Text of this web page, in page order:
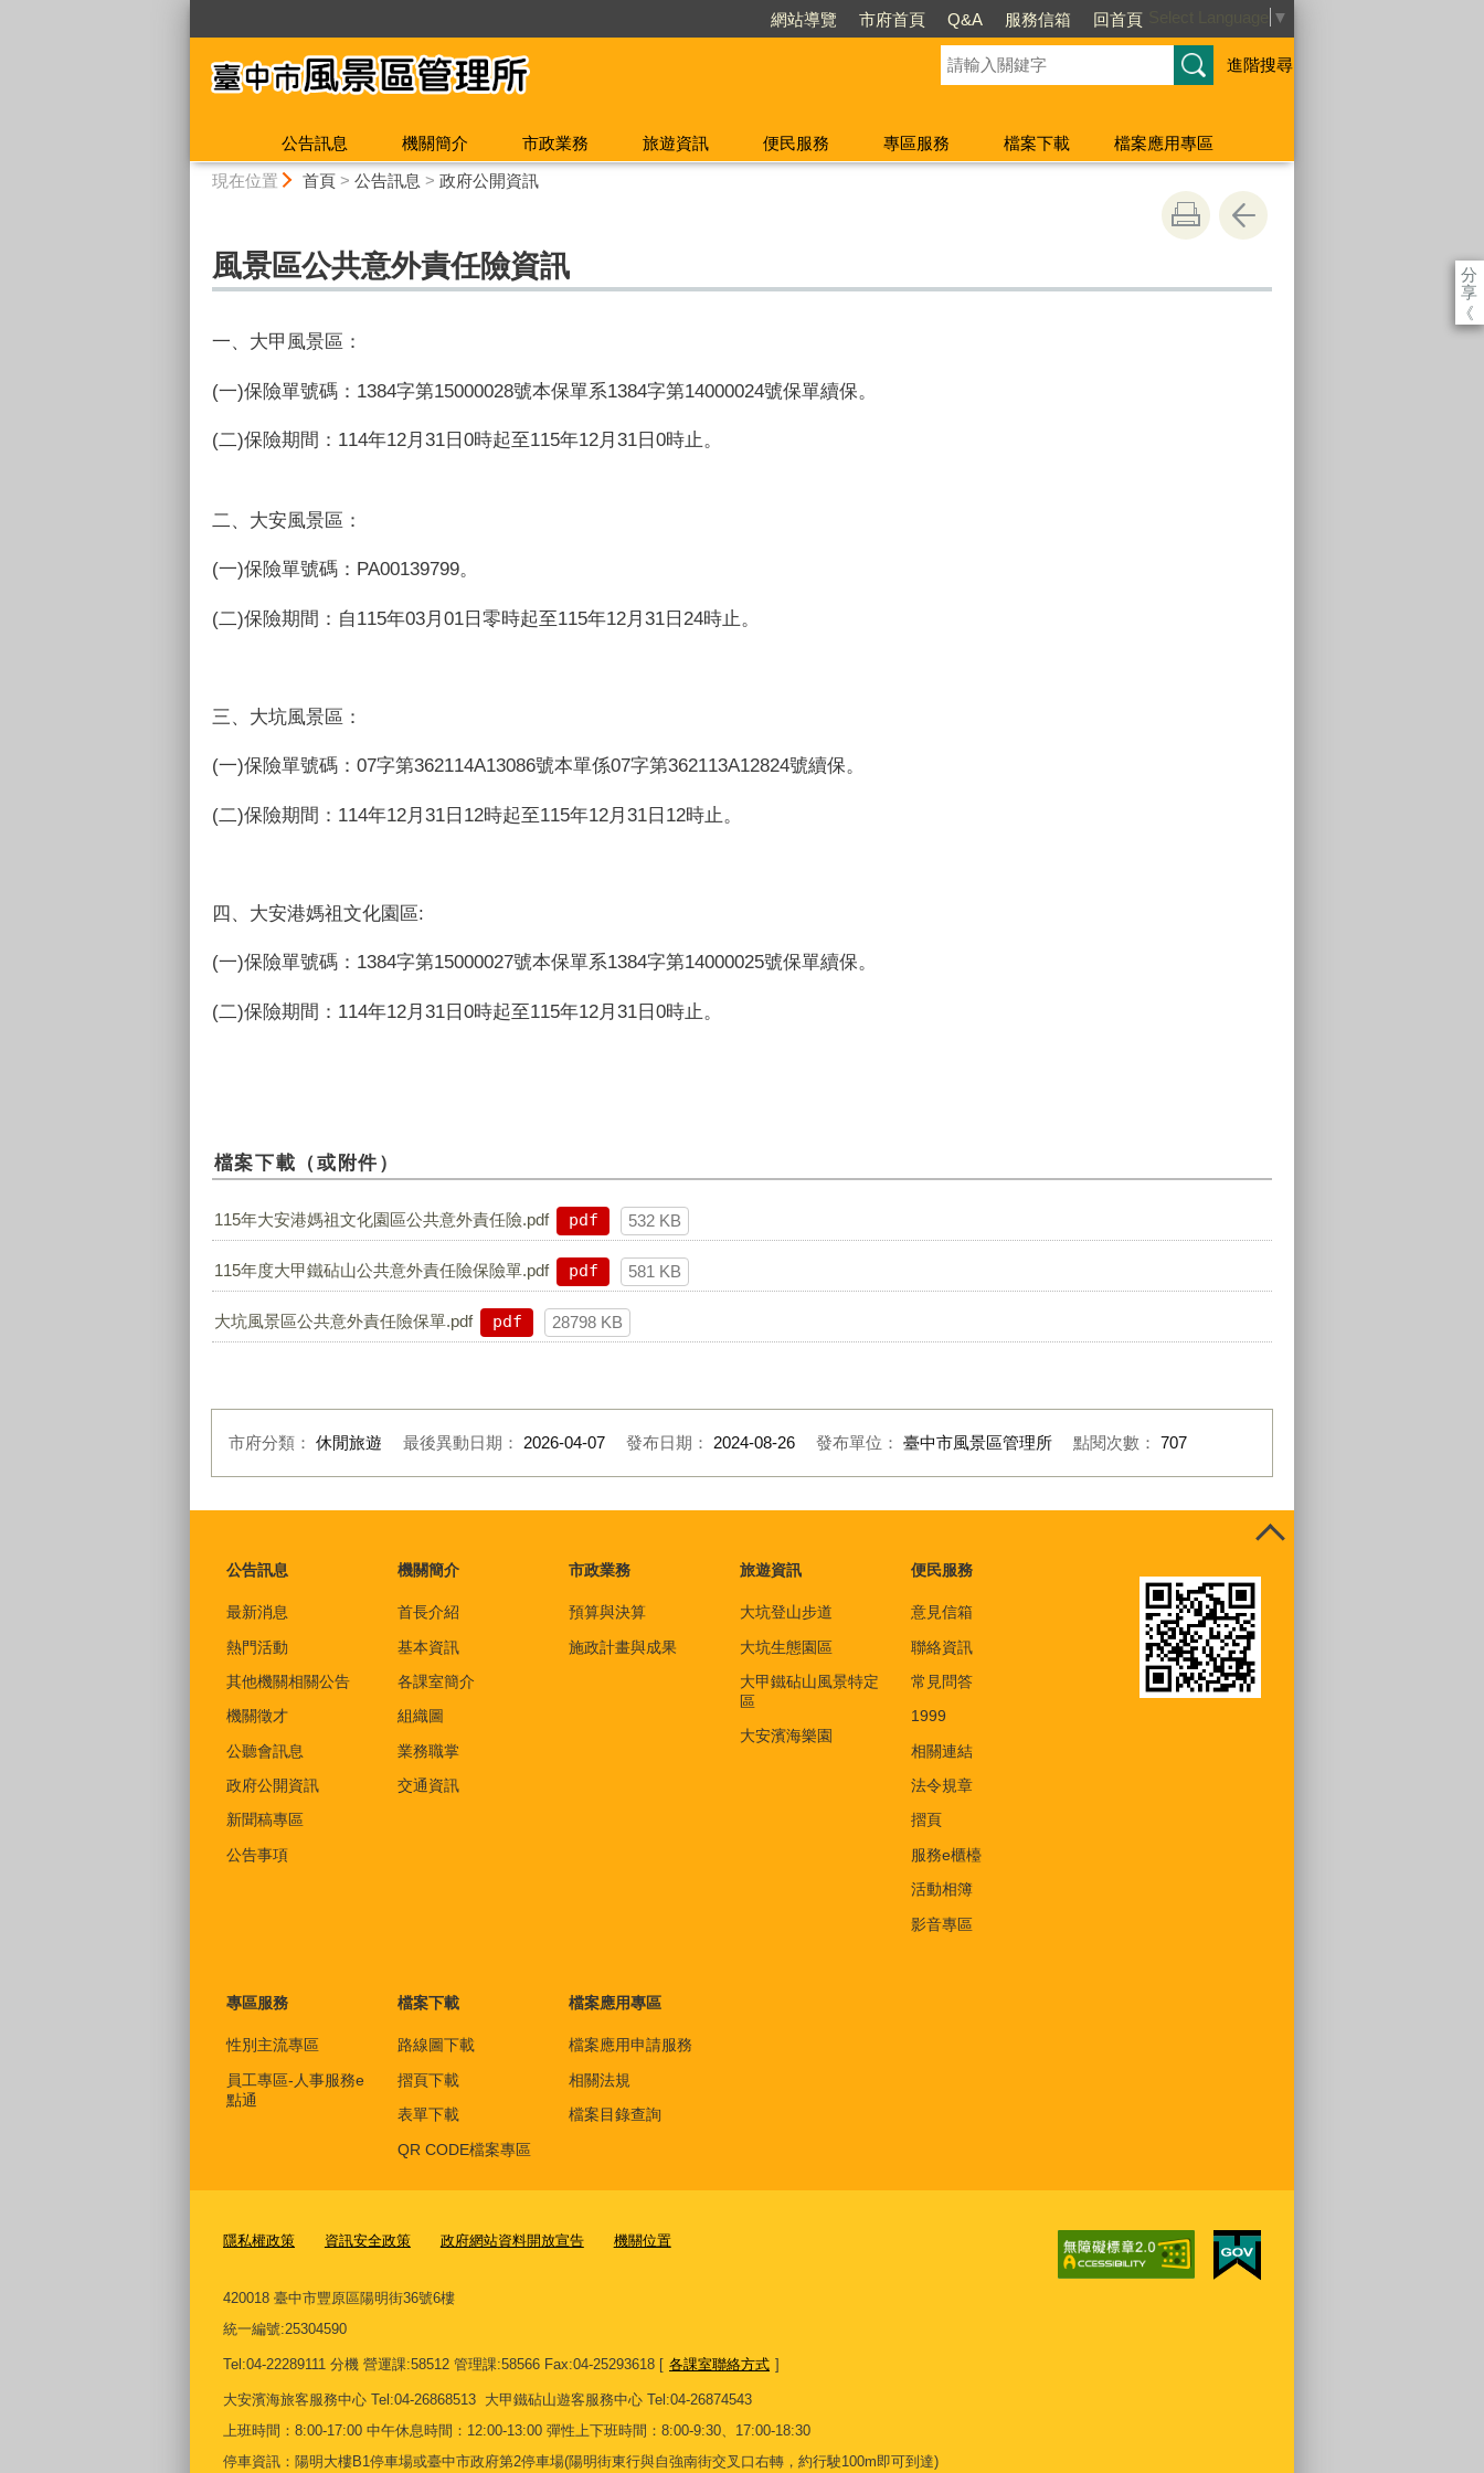
網站導覽 市府首頁 Q&A 服務信箱 回首頁 ▼
進階搜尋
公告訊息 機關簡介 市政業務 旅遊資訊 便民服務 專區服務 檔案下載
檔案應用專區
現在位置 首頁> 公告訊息 > 政府公開資訊
分
享
《
風景區公共意外責任險資訊
一、大甲風景區：
(一)保險單號碼：1384字第15000028號本保單系1384字第14000024號保單續保
(二)保險期間： 114年12月31日0時起至115年12月31日0時止 。
二、大安風景區：
(一)保險單號碼：PA00139799。
(二)保險期間：自115年03月01日零時起至115年12月31日24時止
三、大坑風景區：
(一)保險單號碼：07字第362114A13086號本單係07字第362113A12824號續保。
(二)保險期間：114年12月31日12時起至115年12月31日12時止。
四、大安港媽祖文化園區:
(一)保險單號碼：1384字第15000027號本保單系1384字第14000025號保單續保。
(二)保險期間：114年12月31日0時起至115年12月31日0時止。
檔案下載（或附件）
115年大安港媽祖文化園區公共意外責任險.pdf pdf 532 KB
115年度大甲鐵砧山公共意外責任險保險單.pdf pdf 581 KB
大坑風景區公共意外責任險保單.pdf pdf 28798 KB
市府分類： 休閒旅遊 最後異動日期： 2026-04-07 發布日期： 2024-08-26 發布單位： 臺中市風景區管理所 點閱次數： 707
公告訊息
最新消息
熱門活動
其他機關相關公告
機關徵才
公聽會訊息
政府公開資訊
新聞稿專區
公告事項
機關簡介
首長介紹
基本資訊
各課室簡介
組織圖
業務職掌
交通資訊
市政業務
預算與決算
施政計畫與成果
旅遊資訊
大坑登山步道
大坑生態園區
大甲鐵砧山風景特定
區
大安濱海樂園
便民服務
意見信箱
聯絡資訊
常見問答
1999
相關連結
法令規章
摺頁
服務e櫃檯
活動相簿
影音專區
專區服務
性別主流專區
員工專區-人事服務e
點通
檔案下載
路線圖下載
摺頁下載
表單下載
QR CODE檔案專區
檔案應用專區
檔案應用申請服務
相關法規
檔案目錄查詢
隱私權政策 資訊安全政策 政府網站資料開放宣告 機關位置
420018 臺中市豐原區陽明街36號6樓
統一編號:25304590
Tel:04-22289111 分機 營運課:58512 管理課:58566 Fax:04-25293618 [ 各課室聯絡方式 ]
大安濱海旅客服務中心 Tel:04-26868513 大甲鐵砧山遊客服務中心 Tel:04-26874543
上班時間：8:00-17:00 中午休息時間：12:00-13:00 彈性上下班時間：8:00-9:30、17:00-18:30
停車資訊：陽明大樓B1停車場或臺中市政府第2停車場(陽明街東行與自強南街交叉口右轉，約行駛100m即可到達)